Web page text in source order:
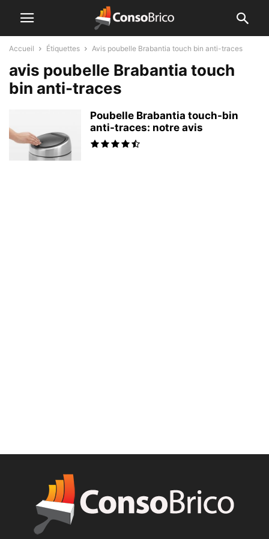
Accueil Étiquettes Avis poubelle Brabantia touch bin anti-traces
avis poubelle Brabantia touch
bin anti-traces
Poubelle Brabantia touch-bin
anti-traces: notre avis